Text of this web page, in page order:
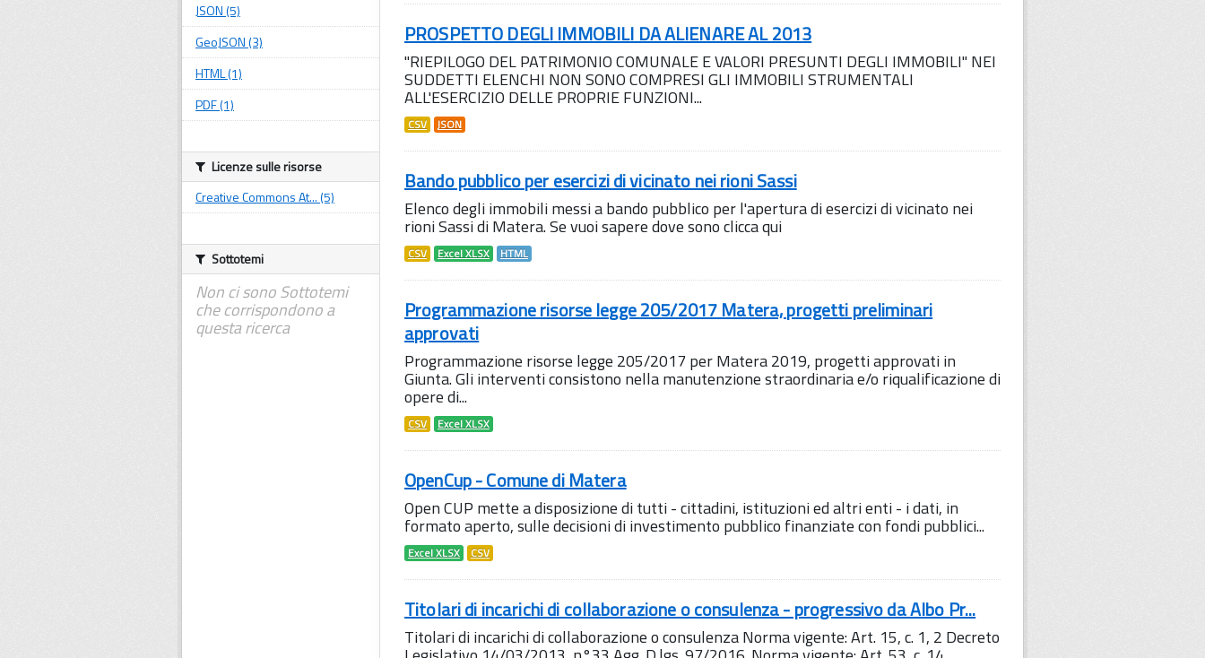
PROSPETTO DEGLI IMMOBILI DA ALIENARE AL 2013
"RIEPILOGO DEL PATRIMONIO COMUNALE E VALORI PRESUNTI DEGLI IMMOBILI" NEI
SUDDETTI ELENCHI NON SONO COMPRESI GLI IMMOBILI STRUMENTALI
ALL'ESERCIZIO DELLE PROPRIE FUNZIONI...
CSV JSON
Bando pubblico per esercizi di vicinato nei rioni Sassi
Elenco degli immobili messi a bando pubblico per l'apertura di esercizi di vicinato nei
rioni Sassi di Matera. Se vuoi sapere dove sono clicca qui
CSV Excel XLSX HTML
Programmazione risorse legge 205/2017 Matera, progetti preliminari
approvati
Programmazione risorse legge 205/2017 per Matera 2019, progetti approvati in
Giunta. Gli interventi consistono nella manutenzione straordinaria e/o riqualificazione di
opere di...
CSV Excel XLSX
OpenCup - Comune di Matera
Open CUP mette a disposizione di tutti - cittadini, istituzioni ed altri enti - i dati, in
formato aperto, sulle decisioni di investimento pubblico finanziate con fondi pubblici...
Excel XLSX CSV
Titolari di incarichi di collaborazione o consulenza - progressivo da Albo Pr...
Titolari di incarichi di collaborazione o consulenza Norma vigente: Art. 15, c. 1, 2 Decreto
JSON (5)
GeoJSON (3)
HTML (1)
PDF (1)
Licenze sulle risorse
Creative Commons At... (5)
Sottotemi
Non ci sono Sottotemi
che corrispondono a
questa ricerca